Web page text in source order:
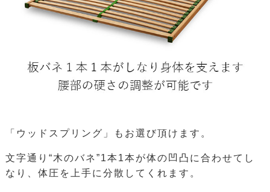
「ウッドスプリング」もお選び頂けます。
文字通り“木のバネ”1本1本が体の凹凸に合わせてし
なり、体圧を上手に分散してくれます。